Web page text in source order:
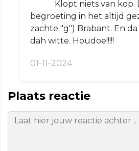
Klopt niets van kop.
begroeting in het altijd
zachte "g") Brabant. En
dah witte. Houdoe!!!!!
01-11-2024
Plaats reactie